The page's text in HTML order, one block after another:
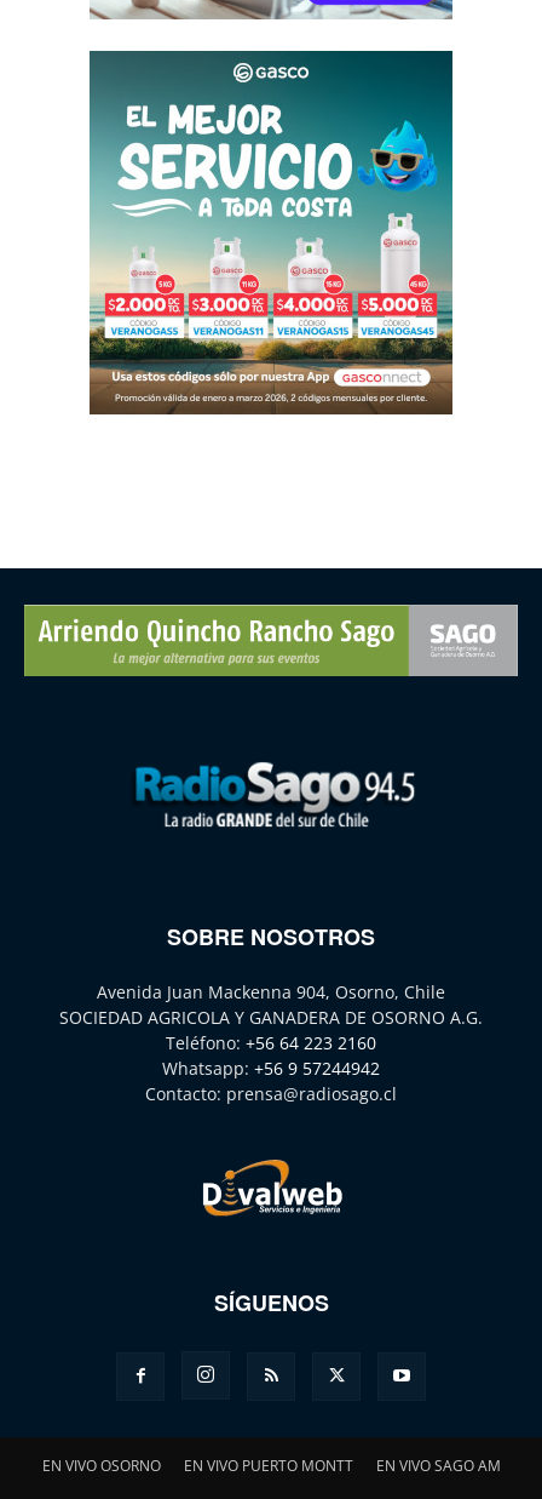
SOBRE NOSOTROS
Avenida Juan Mackenna 904, Osorno, Chile
SOCIEDAD AGRICOLA Y GANADERA DE OSORNO A.G.
Teléfono: +56 64 223 2160
Whatsapp: +56 9 57244942
Contacto: prensa@radiosago.cl
SÍGUENOS
EN VIVO OSORNO EN VIVO PUERTO MONTT EN VIVO SAGO AM